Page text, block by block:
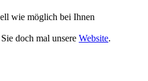
wie möglich bei Ihnen
doch mal unsere Website.